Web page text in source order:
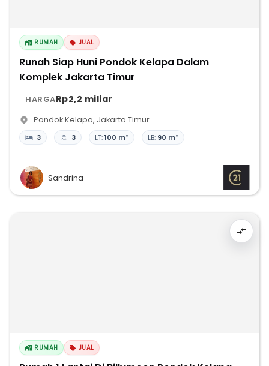
RUMAH JUAL
Runah Siap Huni Pondok Kelapa Dalam
Komplek Jakarta Timur
HARGARp2,2 miliar
Pondok Kelapa, Jakarta Timur
3 3 LT:100 m² LB: 90 m²
Sandrina
RUMAH JUAL